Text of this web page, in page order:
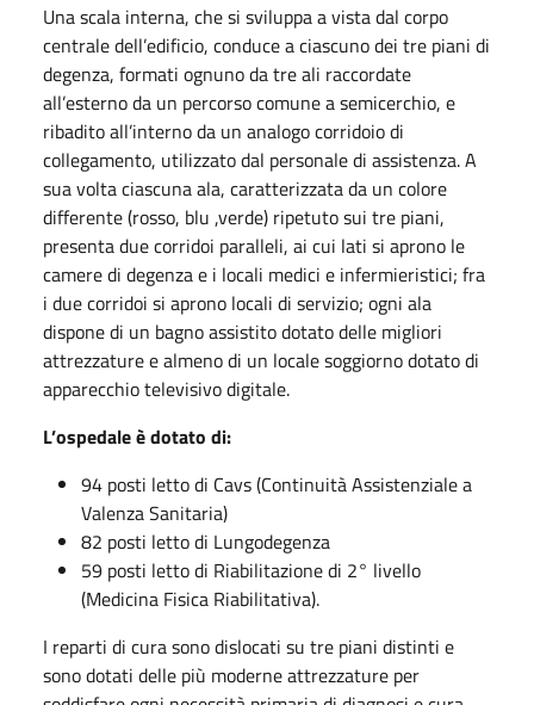
Una scala interna, che si sviluppa a vista dal corpo
centrale dell’edificio, conduce a ciascuno dei tre piani di
degenza, formati ognuno da tre ali raccordate
all’esterno da un percorso comune a semicerchio, e
ribadito all’interno da un analogo corridoio di
collegamento, utilizzato dal personale di assistenza. A
sua volta ciascuna ala, caratterizzata da un colore
differente (rosso, blu ,verde) ripetuto sui tre piani,
presenta due corridoi paralleli, ai cui lati si aprono le
camere di degenza e i locali medici e infermieristici; fra
i due corridoi si aprono locali di servizio; ogni ala
dispone di un bagno assistito dotato delle migliori
attrezzature e almeno di un locale soggiorno dotato di
apparecchio televisivo digitale.
L’ospedale è dotato di:
94 posti letto di Cavs (Continuità Assistenziale a
Valenza Sanitaria)
82 posti letto di Lungodegenza
59 posti letto di Riabilitazione di 2° livello
(Medicina Fisica Riabilitativa).
I reparti di cura sono dislocati su tre piani distinti e
sono dotati delle più moderne attrezzature per